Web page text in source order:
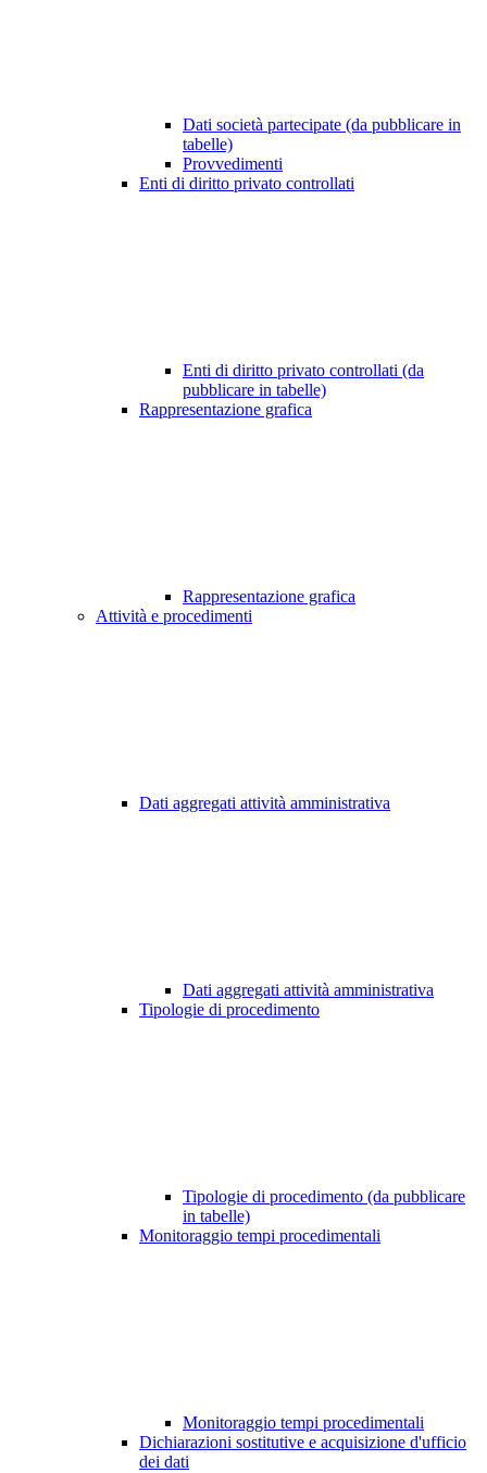
Dati società partecipate (da pubblicare in
tabelle)
Provvedimenti
Enti di diritto privato controllati
Enti di diritto privato controllati (da
pubblicare in tabelle)
Rappresentazione grafica
Rappresentazione grafica
Attività e procedimenti
Dati aggregati attività amministrativa
Dati aggregati attività amministrativa
Tipologie di procedimento
Tipologie di procedimento (da pubblicare
in tabelle)
Monitoraggio tempi procedimentali
Monitoraggio tempi procedimentali
Dichiarazioni sostitutive e acquisizione d'ufficio
dei dati